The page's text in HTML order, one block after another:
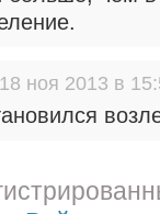
18 ноя 2013 в